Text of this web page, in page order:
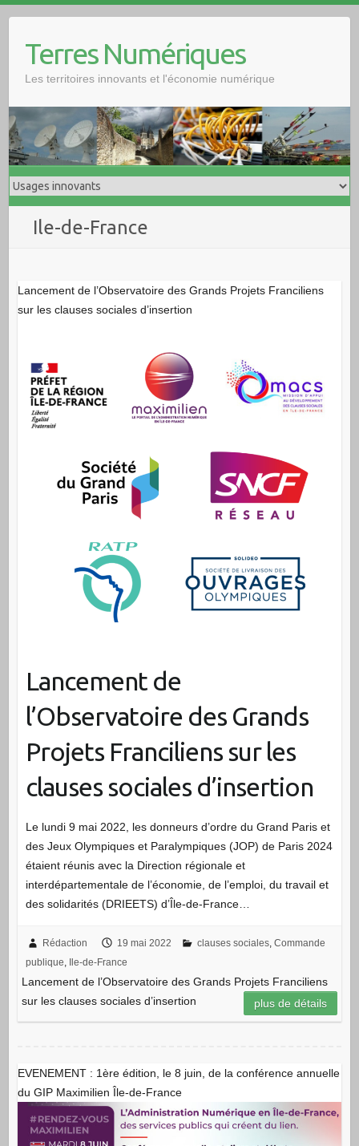
Terres Numériques
Les territoires innovants et l'économie numérique
Ile-de-France
Lancement de l’Observatoire des Grands Projets Franciliens
sur les clauses sociales d’insertion
Lancement de
l’Observatoire des Grands
Projets Franciliens sur les
clauses sociales d’insertion
Le lundi 9 mai 2022, les donneurs d’ordre du Grand Paris et
des Jeux Olympiques et Paralympiques (JOP) de Paris 2024
étaient réunis avec la Direction régionale et
interdépartementale de l’économie, de l’emploi, du travail et
des solidarités (DRIEETS) d’Île-de-France…
Rédaction 19 mai 2022 clauses sociales, Commande
publique, Ile-de-France
Lancement de l’Observatoire des Grands Projets Franciliens
sur les clauses sociales d’insertion
plus de détails
EVENEMENT : 1ère édition, le 8 juin, de la conférence annuelle
du GIP Maximilien Île-de-France